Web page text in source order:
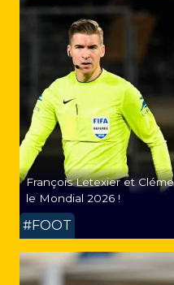
François Letexier et
le Mondial 2026 !
#FOOT